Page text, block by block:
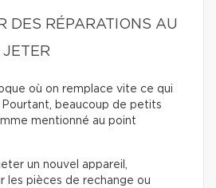
DES RÉPARATIONS AU
JETER
où on remplace vite ce qui
beaucoup de petits
mentionné au point
un nouvel appareil,
les pièces de rechange ou